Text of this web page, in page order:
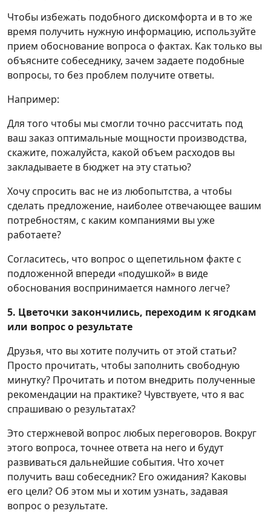
Чтобы избежать подобного дискомфорта и в то же
время получить нужную информацию, используйте
прием обоснование вопроса о фактах. Как только вы
объясните собеседнику, зачем задаете подобные
вопросы, то без проблем получите ответы.
Например:
Для того чтобы мы смогли точно рассчитать под
ваш заказ оптимальные мощности производства,
скажите, пожалуйста, какой объем расходов вы
закладываете в бюджет на эту статью?
Хочу спросить вас не из любопытства, а чтобы
сделать предложение, наиболее отвечающее вашим
потребностям, с каким компаниями вы уже
работаете?
Согласитесь, что вопрос о щепетильном факте с
подложенной впереди «подушкой» в виде
обоснования воспринимается намного легче?
5. Цветочки закончились, переходим к ягодкам
или вопрос о результате
Друзья, что вы хотите получить от этой статьи?
Просто прочитать, чтобы заполнить свободную
минутку? Прочитать и потом внедрить полученные
рекомендации на практике? Чувствуете, что я вас
спрашиваю о результатах?
Это стержневой вопрос любых переговоров. Вокруг
этого вопроса, точнее ответа на него и будут
развиваться дальнейшие события. Что хочет
получить ваш собеседник? Его ожидания? Каковы
его цели? Об этом мы и хотим узнать, задавая
вопрос о результате.